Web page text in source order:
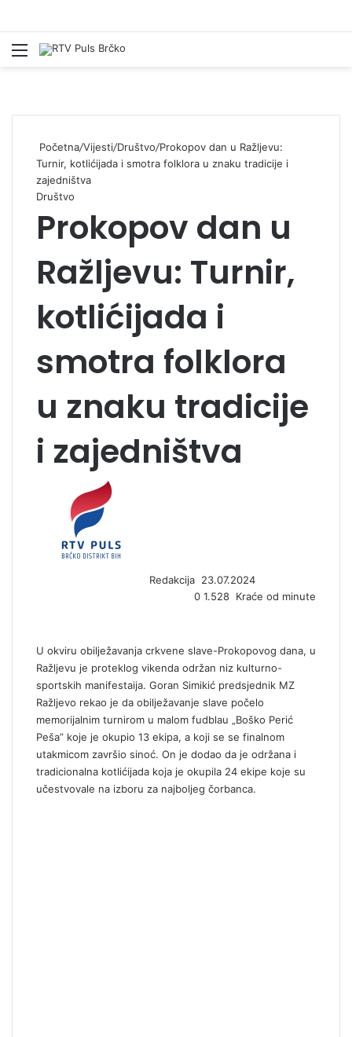
Izbornik
Početna/Vijesti/Društvo/Prokopov dan u Ražljevu:
Turnir, kotlićijada i smotra folklora u znaku tradicije i
zajedništva
Društvo
Prokopov dan u
Ražljevu: Turnir,
kotlićijada i
smotra folklora
u znaku tradicije
i zajedništva
Redakcija e
m
l
23.07.2024
0 1.528 Kraće od minute
U okviru obilježavanja crkvene slave-Prokopovog dana, u
Ražljevu je proteklog vikenda održan niz kulturno-
sportskih manifestaija. Goran Simikić predsjednik MZ
Ražljevo rekao je da obilježavanje slave počelo
memorijalnim turnirom u malom fudblau „Boško Perić
Peša” koje je okupio 13 ekipa, a koji se se finalnom
utakmicom završio sinoć. On je dodao da je održana i
tradicionalna kotlićijada koja je okupila 24 ekipe koje su
učestvovale na izboru za najboljeg čorbanca.